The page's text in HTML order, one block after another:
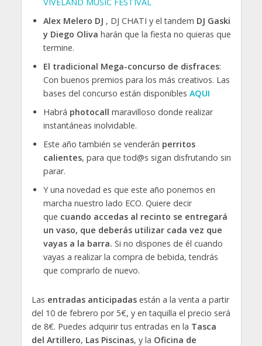
VIVELAND MUSIC FESTIVAL
Alex Melero DJ , DJ CHATI y el tandem DJ Gaski
y Diego Oliva harán que la fiesta no quieras que
termine.
El tradicional Mega-concurso de disfraces:
Con buenos premios para los más creativos. Las
bases del concurso están disponibles AQUI
Habrá photocall maravilloso donde realizar
instantáneas inolvidable.
Este año también se venderán perritos
calientes, para que tod@s sigan disfrutando sin
parar.
Y una novedad es que este año ponemos en
marcha nuestro lado ECO. Quiere decir
que cuando accedas al recinto se entregará
un vaso, que deberás utilizar cada vez que
vayas a la barra. Si no dispones de él cuando
vayas a realizar la compra de bebida, tendrás
que comprarlo de nuevo.
Las entradas anticipadasestán a la venta a partir
del 10 de febrero por 5€, y en taquilla el precio será
de 8€. Puedes adquirir tus entradas en la Tasca
del Artillero, Las Piscinas, y la Oficina de